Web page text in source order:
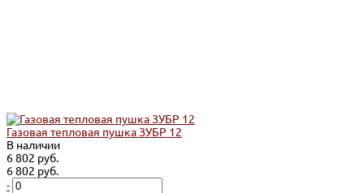
Газовая тепловая пушка ЗУБР 12
В наличии
6 802 руб.
6 802 руб.
-